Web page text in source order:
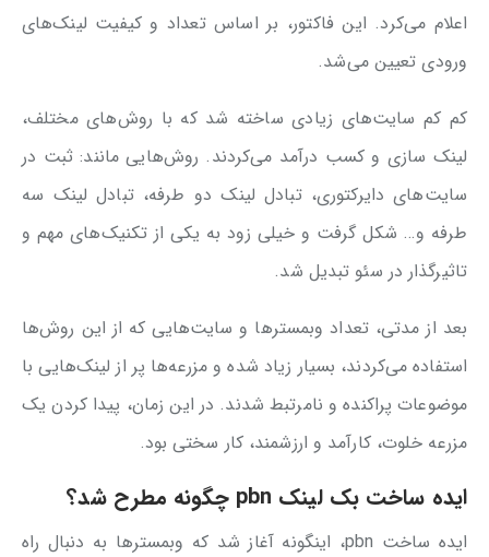
اعلام می‌کرد. این فاکتور، بر اساس تعداد و کیفیت لینک‌های
ورودی تعیین می‌شد.
کم کم سایت‌های زیادی ساخته شد که با روش‌های مختلف،
لینک سازی و کسب درآمد می‌کردند. روش‌هایی مانند: ثبت در
سایت‌های دایرکتوری، تبادل لینک دو طرفه، تبادل لینک سه
طرفه و… شکل گرفت و خیلی زود به یکی از تکنیک‌های مهم و
تاثیرگذار در سئو تبدیل شد.
بعد از مدتی، تعداد وبمسترها و سایت‌هایی که از این روش‌ها
استفاده می‌کردند، بسیار زیاد شده و مزرعه‌ها پر از لینک‌هایی با
موضوعات پراکنده و نامرتبط شدند. در این زمان، پیدا کردن یک
مزرعه خلوت، کارآمد و ارزشمند، کار سختی بود.
ایده ساخت بک لینک pbn چگونه مطرح شد؟
ایده ساخت pbn، اینگونه آغاز شد که وبمسترها به دنبال راه